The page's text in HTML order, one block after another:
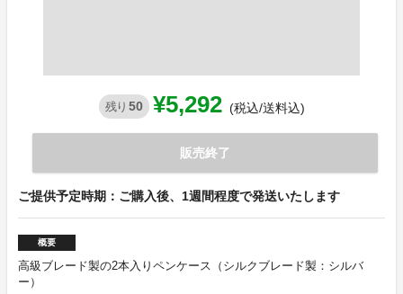
残り 50 ¥5,292 (税込/送料込)
販売終了
ご提供予定時期：ご購入後、1週間程度で発送いたします
概要
高級ブレード製の2本入りペンケース（シルクブレード製：シルバ
ー）